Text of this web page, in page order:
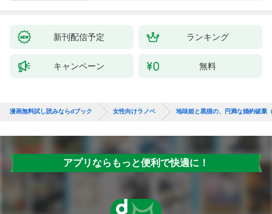
新刊配信予定 ランキング
キャンペーン 無料
漫画無料試し読みならdブック 女性向けラノベ 地味姫と黒猫の、円満な婚約破棄
アプリならもっと便利で快適に！